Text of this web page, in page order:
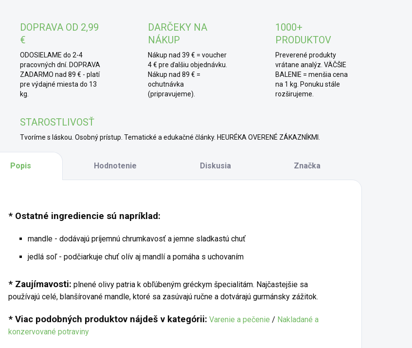
DOPRAVA OD 2,99
€
ODOSIELAME do 2-4
pracovných dní. DOPRAVA
ZADARMO nad 89 € - platí
pre výdajné miesta do 13
kg.
DARČEKY NA
NÁKUP
Nákup nad 39 € = voucher
4 € pre ďalšiu objednávku.
Nákup nad 89 € =
ochutnávka
(pripravujeme).
1000+
PRODUKTOV
Preverené produkty
vrátane analýz. VÄČŠIE
BALENIE = menšia cena
na 1 kg. Ponuku stále
rozširujeme.
STAROSTLIVOSŤ
Tvoríme s láskou. Osobný prístup. Tematické a edukačné články. HEURÉKA OVERENÉ ZÁKAZNÍKMI.
Popis Hodnotenie Diskusia Značka
* Ostatné ingrediencie sú napríklad:
mandle - dodávajú príjemnú chrumkavosť a jemne sladkastú chuť
jedlá soľ - podčiarkuje chuť olív aj mandlí a pomáha s uchovaním
* Zaujímavosti: plnené olivy patria k obľúbeným gréckym špecialitám. Najčastejšie sa
používajú celé, blanšírované mandle, ktoré sa zasúvajú ručne a dotvárajú gurmánsky zážitok.
* Viac podobných produktov nájdeš v kategórii: Varenie a pečenie / Nakladané a
konzervované potraviny